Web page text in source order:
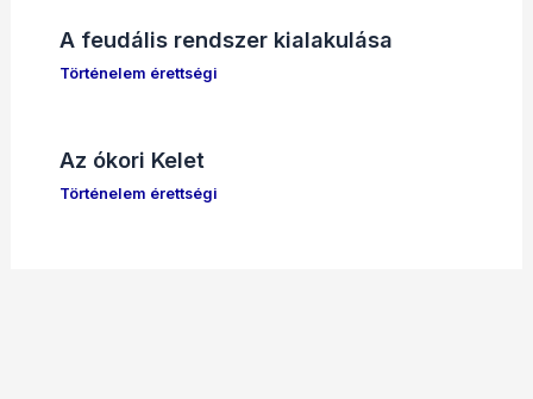
A feudális rendszer kialakulása
Történelem érettségi
Az ókori Kelet
Történelem érettségi